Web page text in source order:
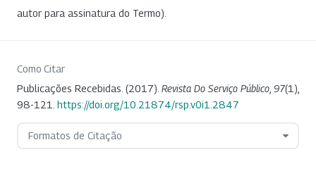
autor para assinatura do Termo).
Como Citar
Publicações Recebidas. (2017). Revista Do Serviço Público 97(1),
98-121. https://doi.org/10.21874/rsp.v0i1.2847
Formatos de Citação